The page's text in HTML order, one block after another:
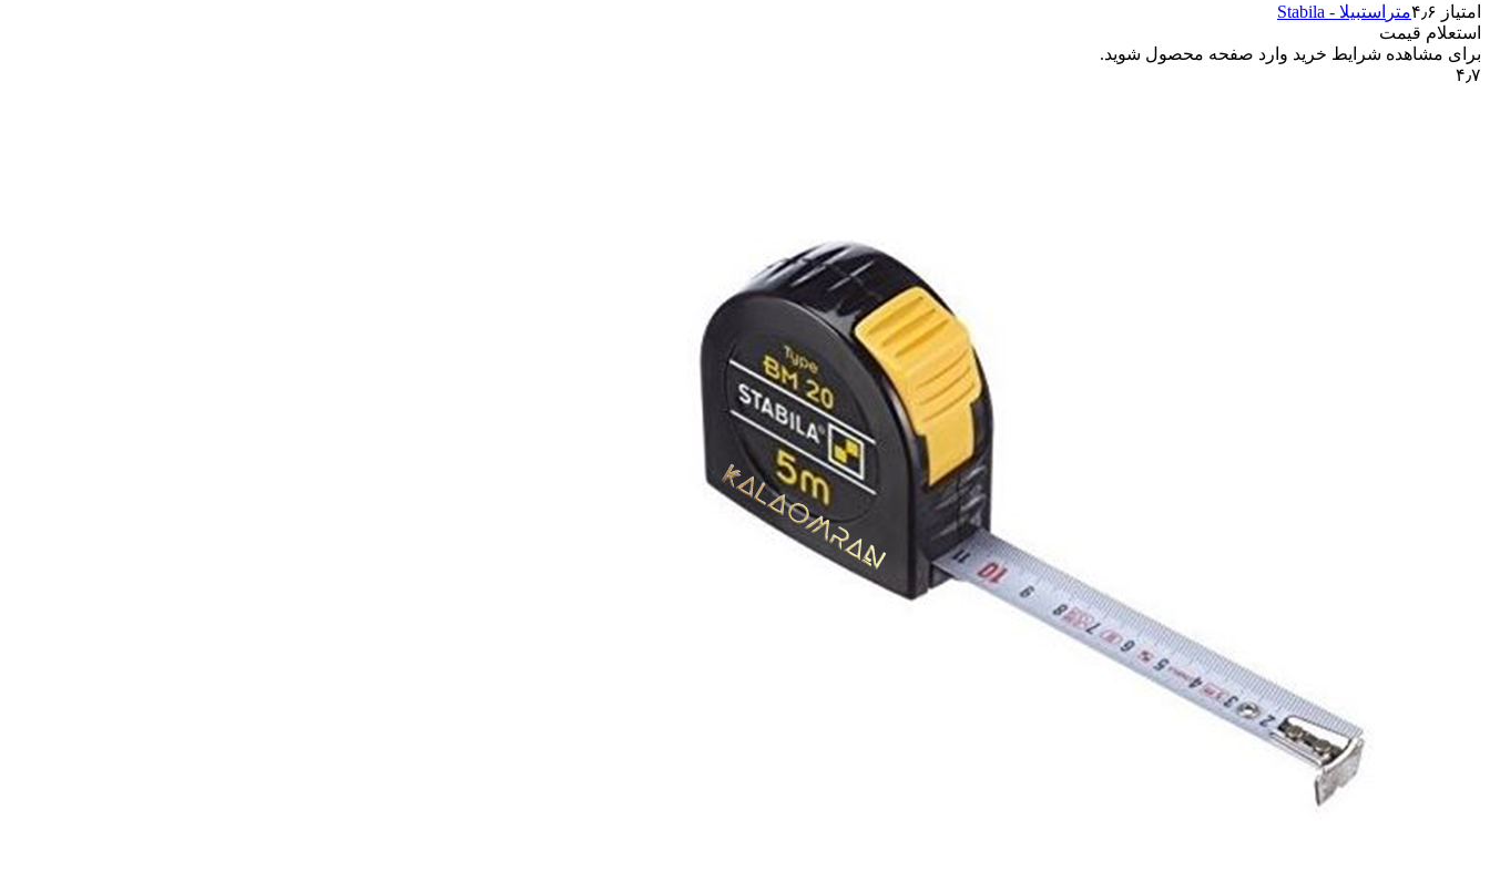
امتیاز ۴٫۶ متر استبیلا - Stabila
استعلام قیمت
برای مشاهده شرایط خرید وارد صفحه محصول شوید.
۴٫۷